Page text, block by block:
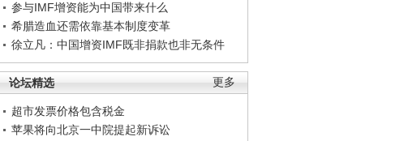
参与IMF增资能为中国带来什么
希腊造血还需依靠基本制度变革
徐立凡：中国增资IMF既非捐款也非无条件
更多
论坛精选
超市发票价格包含税金
苹果将向北京一中院提起新诉讼